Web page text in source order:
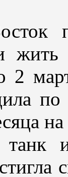
по